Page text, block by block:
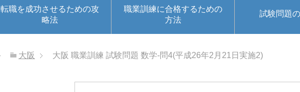
転職を成功させるための攻
略法
職業訓練に合格するための
方法
試験問題
大阪 大阪 職業訓練 試験問題 数学-問4(平成26年2月21日実施2)